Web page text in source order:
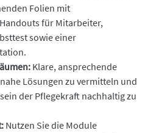
Folien mit
für Mitarbeiter,
sowie einer
Klare, ansprechende
Lösungen zu vermitteln und
der Pflegekraft nachhaltig zu
Nutzen Sie die Module